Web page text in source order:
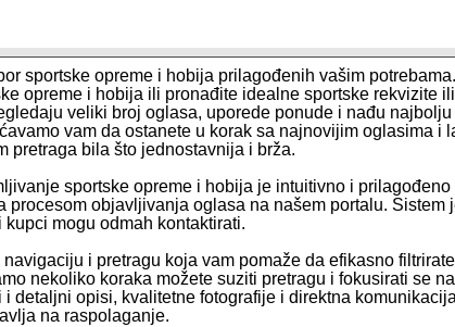
sportske opreme i hobija prilagođenih vašim
opreme i hobija ili pronađite idealne sportske rekvizite
veliki broj oglasa, uporede ponude i nađu
vam da ostanete u korak sa najnovijim oglasima i
pretraga bila što jednostavnija i brža.
sportske opreme i hobija je intuitivno i
procesom objavljivanja oglasa na našem portalu.
mogu odmah kontaktirati.
i pretragu koja vam pomaže da efikasno
nekoliko koraka možete suziti pretragu i fokusirati se
detaljni opisi, kvalitetne fotografije i direktna
na raspolaganje.